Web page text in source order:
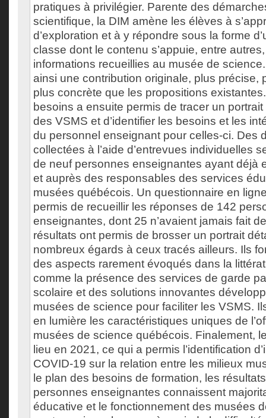
pratiques à privilégier. Parente des
scientifique, la DIM amène les élèves à
d’exploration et à y répondre sous la forme
classe dont le contenu s’appuie, entre
informations recueillies au musée de
ainsi une contribution originale, plus précise,
plus concrète que les propositions
besoins a ensuite permis de tracer un
des VSMS et d’identifier les besoins et les
du personnel enseignant pour celles-ci. Des
collectées à l’aide d’entrevues individuelles
de neuf personnes enseignantes ayant déjà
et auprès des responsables des services
musées québécois. Un questionnaire en
permis de recueillir les réponses de 142
enseignantes, dont 25 n’avaient jamais fait
résultats ont permis de brosser un portrait
nombreux égards à ceux tracés ailleurs. Ils
des aspects rarement évoqués dans la
comme la présence des services de garde
scolaire et des solutions innovantes
musées de science pour faciliter les VSMS.
en lumière les caractéristiques uniques de
musées de science québécois. Finalement,
lieu en 2021, ce qui a permis l’identification
COVID-19 sur la relation entre les milieux
le plan des besoins de formation, les
personnes enseignantes connaissent
éducative et le fonctionnement des musées